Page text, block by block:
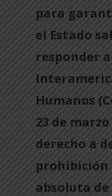
para
el Estado
responder
Humanos
23 de
derecho a
prohibición
absoluta de